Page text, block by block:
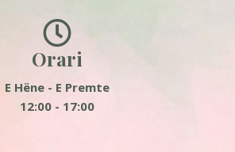
Orari
E Hëne - E Premte
12:00 - 17:00